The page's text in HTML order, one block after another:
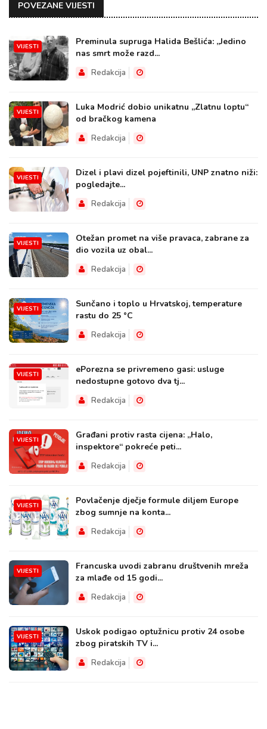
POVEZANE VIJESTI
VIJESTI
Preminula supruga Halida Bešlića: „Jedino
nas smrt može razd...
Redakcija
VIJESTI
Luka Modrić dobio unikatnu „Zlatnu loptu“
od bračkog kamena
Redakcija
VIJESTI
Dizel i plavi dizel pojeftinili, UNP znatno niži:
pogledajte...
Redakcija
VIJESTI
Otežan promet na više pravaca, zabrane za
dio vozila uz obal...
Redakcija
VIJESTI
Sunčano i toplo u Hrvatskoj, temperature
rastu do 25 °C
Redakcija
VIJESTI
ePorezna se privremeno gasi: usluge
nedostupne gotovo dva tj...
Redakcija
VIJESTI
Građani protiv rasta cijena: „Halo,
inspektore“ pokreće peti...
Redakcija
VIJESTI
Povlačenje dječje formule diljem Europe
zbog sumnje na konta...
Redakcija
VIJESTI
Francuska uvodi zabranu društvenih mreža
za mlađe od 15 godi...
Redakcija
VIJESTI
Uskok podigao optužnicu protiv 24 osobe
zbog piratskih TV i...
Redakcija